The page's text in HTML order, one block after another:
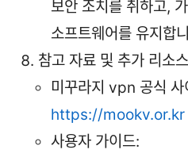
보안 조치를 취하고,
소프트웨어를 유지합
참고 자료 및 추가 리소스
미꾸라지 vpn 공식 사
https://mookv.or.kr
사용자 가이드: